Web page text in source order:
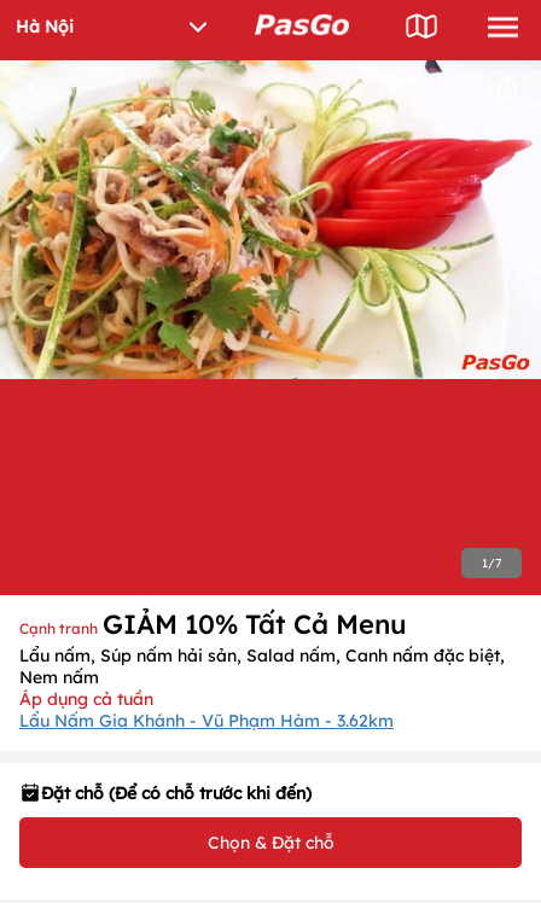
1/7
Cạnh tranh GIẢM 10% Tất Cả Menu
Lẩu nấm, Súp nấm hải sản, Salad nấm, Canh nấm đặc biệt,
Nem nấm
Áp dụng cả tuần
Lẩu Nấm Gia Khánh - Vũ Phạm Hàm - 3.62km
Đặt chỗ (Để có chỗ trước khi đến)
Chọn & Đặt chỗ